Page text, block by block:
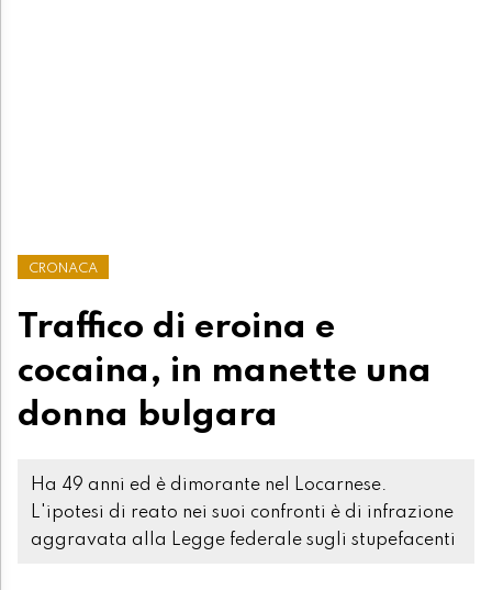
CRONACA
Traffico di eroina e
cocaina, in manette una
donna bulgara
Ha 49 anni ed è dimorante nel Locarnese.
L'ipotesi di reato nei suoi confronti è di infrazione
aggravata alla Legge federale sugli stupefacenti